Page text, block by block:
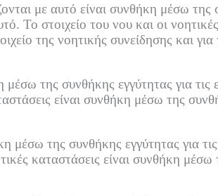
με αυτό είναι συνθήκη μέσω της
Το στοιχείο του νου και οι
της νοητικής συνείδησης και για
της συνθήκης εγγύτητας για τις
είναι συνθήκη μέσω της
μέσω της συνθήκης εγγύτητας για
καταστάσεις είναι συνθήκη μέσω